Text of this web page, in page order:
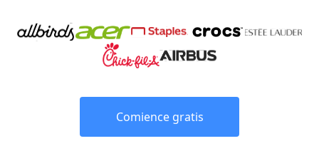
Comience gratis